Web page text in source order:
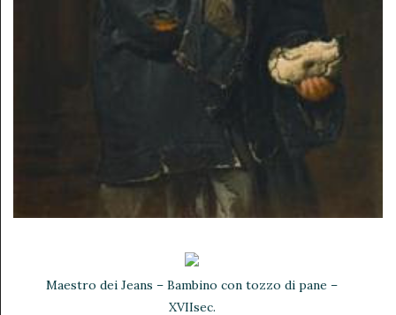
Maestro dei Jeans – Bambino con tozzo di pane –
XVIIsec.